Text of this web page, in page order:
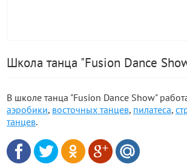
Школа танца "Fusion Dance
В школе танца "Fusion Dance Show"
аэробики, восточных танцев, пилатеса,
танцев.